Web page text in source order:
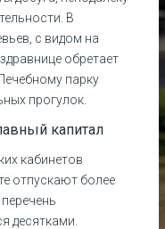
В
с видом на
обретает
парку
прогулок.
капитал
кабинетов
отпускают более
десятками.